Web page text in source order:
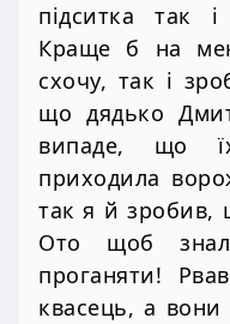
підситка так
Краще б на
схочу, так і
що дядько
випаде, що
приходила
так я й зробив,
Ото щоб
проганяти!
квасець, а